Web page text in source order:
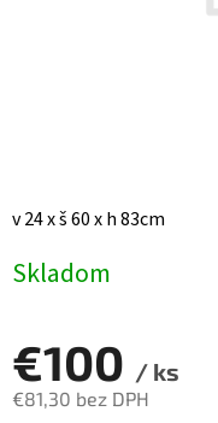
v 24 x š 60 x h 83cm
Skladom
€100 / ks
€81,30 bez DPH